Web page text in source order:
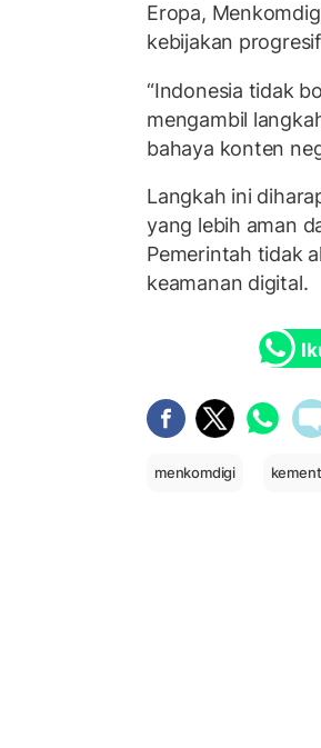
Eropa,
kebijakan
“Indonesia tidak
mengambil
bahaya konten
Langkah ini
yang lebih aman
Pemerintah tidak
keamanan digital.
menkomdigi